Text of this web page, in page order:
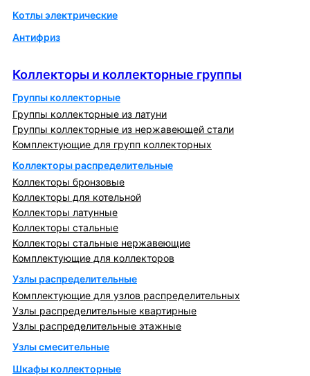
Котлы электрические
Антифриз
Коллекторы и коллекторные группы
Группы коллекторные
Группы коллекторные из латуни
Группы коллекторные из нержавеющей стали
Комплектующие для групп коллекторных
Коллекторы распределительные
Коллекторы бронзовые
Коллекторы для котельной
Коллекторы латунные
Коллекторы стальные
Коллекторы стальные нержавеющие
Комплектующие для коллекторов
Узлы распределительные
Комплектующие для узлов распределительных
Узлы распределительные квартирные
Узлы распределительные этажные
Узлы смесительные
Шкафы коллекторные